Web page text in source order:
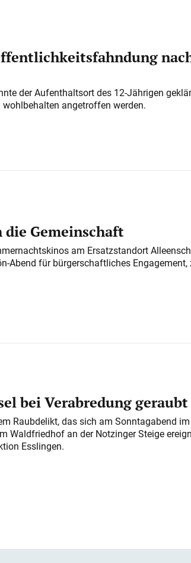
der Aufenthaltsort des 12-Jährigen
angetroffen werden.
Gemeinschaft
am Ersatzstandort
Abend für bürgerschaftliches Engagement,
bei Verabredung geraubt
Raubdelikt, das sich am Sonntagabend
Waldfriedhof an der Notzinger Steige
Esslingen.